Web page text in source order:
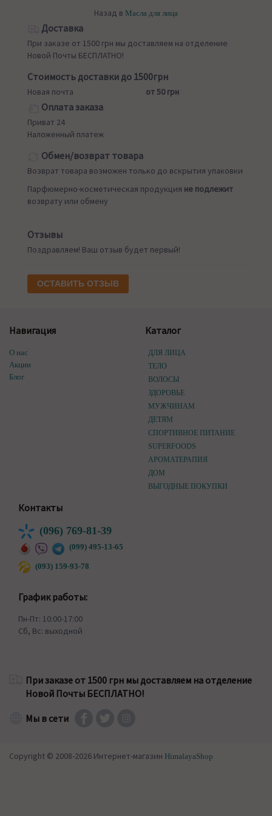
Назад в Масла для лица
Доставка
При заказе от 1500 грн мы доставляем на отделение
Новой Почты БЕСПЛАТНО!
Стоимость доставки до 1500грн
Новая почта от 50 грн
Оплата заказа
Приват 24
Наложенный платеж
Обмен/возврат товара
Возврат товара возможен только до вскрытия упаковки
Парфюмерно-косметическая продукция не подлежит
возврату или обмену
Отзывы
Поздравляем! Ваш отзыв будет первый!
ОСТАВИТЬ ОТЗЫВ
Навигация
О нас
Акции
Блог
Каталог
ДЛЯ ЛИЦА
ТЕЛО
ВОЛОСЫ
ЗДОРОВЬЕ
МУЖЧИНАМ
ДЕТЯМ
СПОРТИВНОЕ ПИТАНИЕ
SUPERFOODS
АРОМАТЕРАПИЯ
ДОМ
ВЫГОДНЫЕ ПОКУПКИ
Контакты
(096) 769-81-39
(099) 495-13-65
(093) 159-93-78
График работы:
Пн-Пт: 10:00-17:00
Сб, Вс: выходной
При заказе от 1500 грн мы доставляем на отделение
Новой Почты БЕСПЛАТНО!
Мы в сети
Copyright © 2008-2026 Интернет-магазин HimalayaShop